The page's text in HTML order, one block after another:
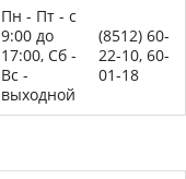
Пн - Пт - с
9:00 до
17:00, Сб -
Вс -
выходной
(8512) 60-
22-10, 60-
01-18